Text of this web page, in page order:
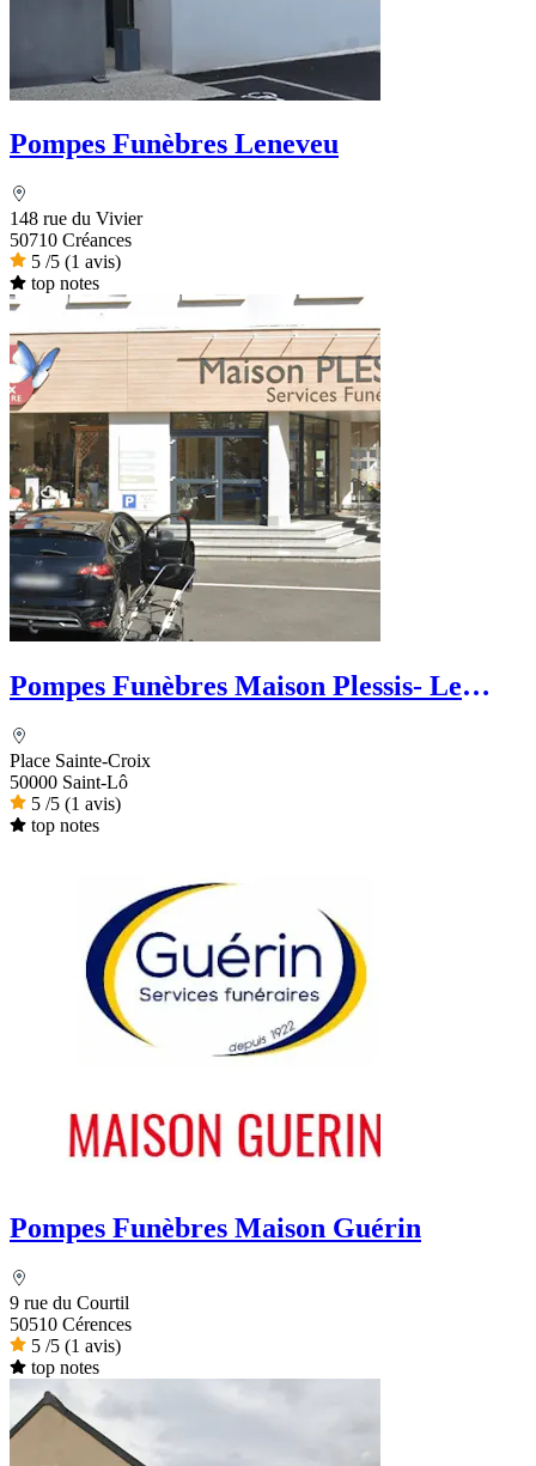
Pompes Funèbres Leneveu
148 rue du Vivier
50710 Créances
5 /5 (1 avis)
top notes
Pompes Funèbres Maison Plessis- Le
Place Sainte-Croix
50000 Saint-Lô
5 /5 (1 avis)
top notes
Pompes Funèbres Maison Guérin
9 rue du Courtil
50510 Cérences
5 /5 (1 avis)
top notes